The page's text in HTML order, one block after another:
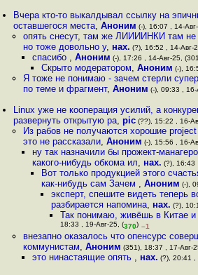
Вчера кто-то выкалдывал ссылку на
оставшегося места,Аноним (-), 16:07 , 14-
опять снесут, там же ЛИИИИНКИ там
но тоже довольно у, нах. (?), 16:52 , 14-Авг-
спасибо , Аноним (-), 17:26 , 14-Авг-25,
Скрыто модератором,Аноним (-),
Я тоже не понимаю - зачем стерли
по теме и фрагмент, Аноним (-), 09:33 , 16-
Linux уже не кооперация усилий, а
развернуть открытую ра,pic (??), 15:22 , 16-
Из рабов не получаются хорошие
это не рассказали, Аноним (-), 15:56 , 16-
ну так назначили бы прожект-
какого-нибудь обкома ил, нах. (?), 16:43
Вот только продукцией этого
как-нибудь сам Зачем ,Аноним (-),
эксперт, спешите видеть теперь
разбирается напомина, нах. (?),
Так понимаю, живёшь в Китае
18:33 , 19-Авг-25, (370) –1
внезапно оказалось что опенсурс
коммунистам, Аноним (351), 18:37 , 17-Авг-
это нинастаящие опять , нах. (?), 20:41 ,